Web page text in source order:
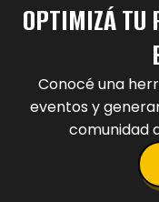
OPTIMIZÁ TU
Conocé una
eventos y
comunidad